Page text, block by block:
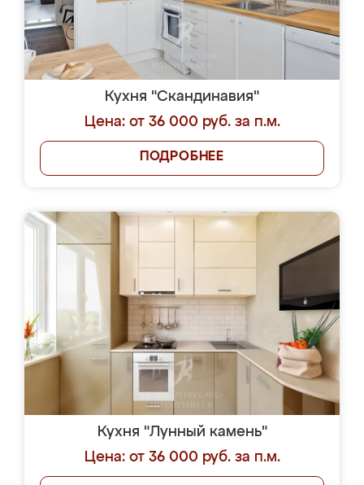
Кухня "Скандинавия"
Цена: от 36 000 руб. за п.м.
ПОДРОБНЕЕ
Кухня "Лунный камень"
Цена: от 36 000 руб. за п.м.